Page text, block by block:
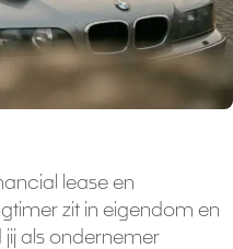
lease en
zit in eigendom en
jij als ondernemer